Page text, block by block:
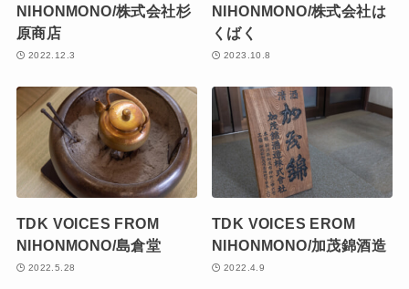
NIHONMONO/株式会社杉
原商店
2022.12.3
NIHONMONO/株式会社は
くばく
2023.10.8
TDK VOICES FROM
NIHONMONO/島倉堂
2022.5.28
TDK VOICES EROM
NIHONMONO/加茂錦酒造
2022.4.9